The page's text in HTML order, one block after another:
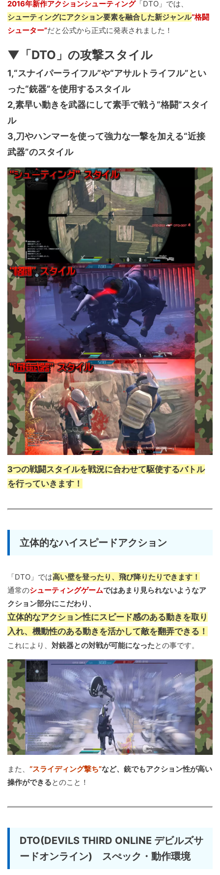
2016年新作アクションシューティング「DTO」では、
シューティングにアクション要素を融合した新ジャンル“格闘
シューター”だと公式から正式に発表されました！
▼「DTO」の攻撃スタイル
1,“スナイパーライフル”や“アサルトライフル”とい
った“銃器”を使用するスタイル
2,素早い動きを武器にして素手で戦う“格闘”スタイ
ル
3,刀やハンマーを使って強力な一撃を加える“近接
武器”のスタイル
3つの戦闘スタイルを戦況に合わせて駆使するバトル
を行っていきます！
立体的なハイスピードアクション
「DTO」では高い壁を登ったり、飛び降りたりできます！
通常のシューティングゲームではあまり見られないようなア
クション部分にこだわり、
立体的なアクション性にスピード感のある動きを取り
入れ、機動性のある動きを活かして敵を翻弄できる！
これにより、 対銃器との対戦が可能になったとの事です。
また、 “スライディング撃ち”など、銃でもアクション性が高い
操作ができるとのこと！
DTO(DEVILS THIRD ONLINE デビルズサ
ードオンライン) スぺック・動作環境